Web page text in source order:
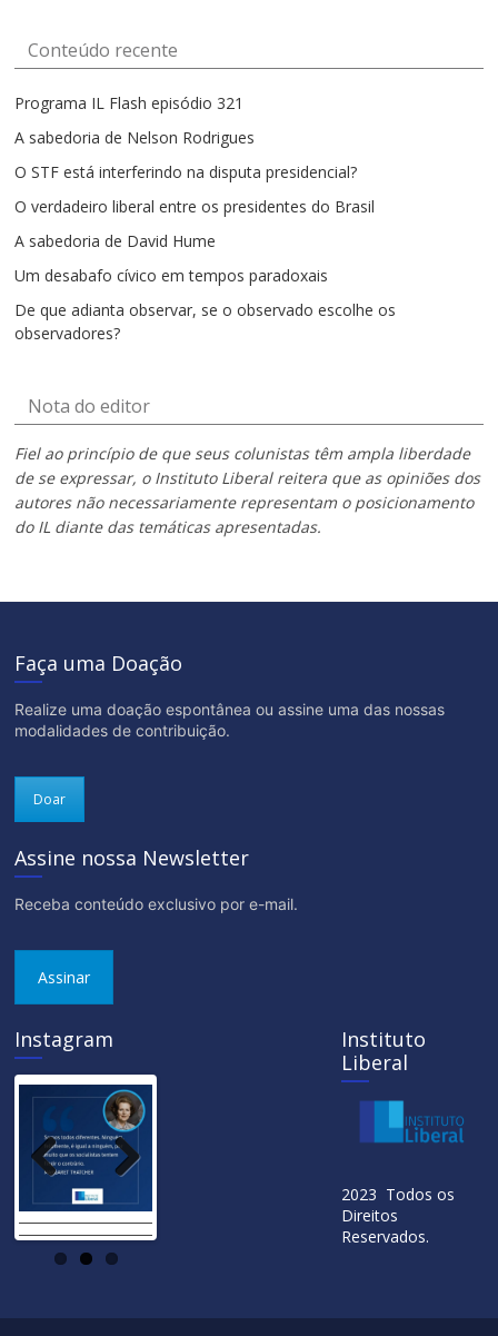
Conteúdo recente
Programa IL Flash episódio 321
A sabedoria de Nelson Rodrigues
O STF está interferindo na disputa presidencial?
O verdadeiro liberal entre os presidentes do Brasil
A sabedoria de David Hume
Um desabafo cívico em tempos paradoxais
De que adianta observar, se o observado escolhe os
observadores?
Nota do editor
Fiel ao princípio de que seus colunistas têm ampla liberdade
de se expressar, o Instituto Liberal reitera que as opiniões dos
autores não necessariamente representam o posicionamento
do IL diante das temáticas apresentadas.
Faça uma Doação
Realize uma doação espontânea ou assine uma das nossas
modalidades de contribuição.
Doar
Assine nossa Newsletter
Receba conteúdo exclusivo por e-mail.
Assinar
Instagram
ous
Instituto
Liberal
2023 Todos os
Direitos
Reservados.